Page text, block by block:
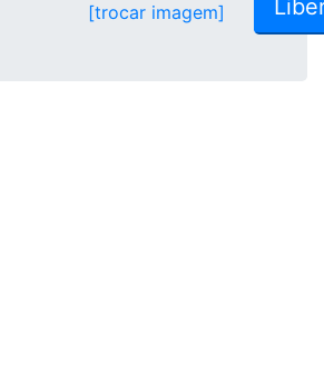
[trocar imagem]